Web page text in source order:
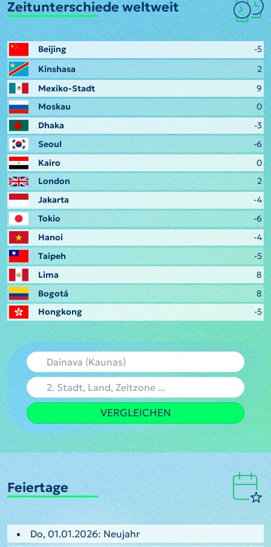
Zeitunterschiede weltweit
Beijing
-5
Kinshasa
2
Mexiko-Stadt
9
Moskau
0
Dhaka
-3
Seoul
-6
Kairo
0
London
2
Jakarta
-4
Tokio
-6
Hanoi
-4
Taipeh
-5
Lima
8
Bogotá
8
Hongkong
-5
VERGLEICHEN
Feiertage
Do, 01.01.2026: Neujahr